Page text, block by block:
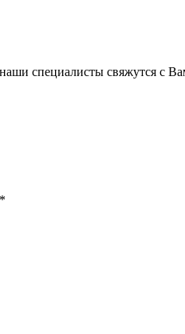
специалисты свяжутся с
*